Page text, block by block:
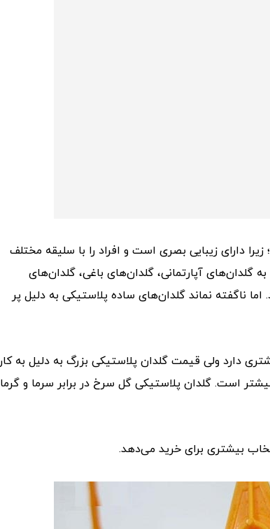
دارای زیبایی بصری است و افراد را با سلیقه مختلف
به گلدان‌های آپارتمانی، گلدان‌های باغی، گلدان‌های
ناگفته نماند گلدان‌های ساده پلاستیکی به دلیل پر
دارد ولی قیمت گلدان پلاستیکی بزرگ به دلیل به کار
است. گلدان‌ پلاستیکی گل سرخ در برابر سرما و گرما
بیشتری برای خرید می‌دهد.